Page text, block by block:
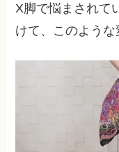
X脚で悩まされて
けて、このような